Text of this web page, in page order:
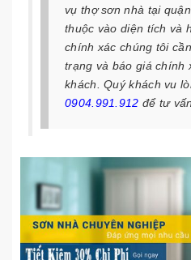
vụ thợ sơn nhà tại
thuộc vào diện tích và
chính xác chúng tôi
trạng và báo giá chính
khách. Quý khách vu
0904.991.912 để tư